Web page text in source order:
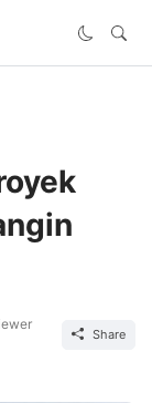
Share